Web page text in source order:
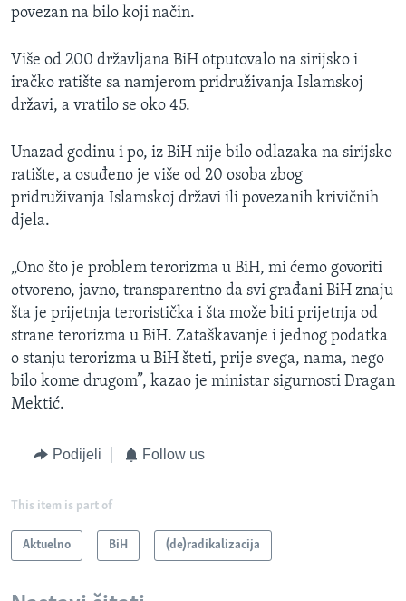
povezan na bilo koji način.
Više od 200 državljana BiH otputovalo na sirijsko i
iračko ratište sa namjerom pridruživanja Islamskoj
državi, a vratilo se oko 45.
Unazad godinu i po, iz BiH nije bilo odlazaka na sirijsko
ratište, a osuđeno je više od 20 osoba zbog
pridruživanja Islamskoj državi ili povezanih krivičnih
djela.
„Ono što je problem terorizma u BiH, mi ćemo govoriti
otvoreno, javno, transparentno da svi građani BiH znaju
šta je prijetnja teroristička i šta može biti prijetnja od
strane terorizma u BiH. Zataškavanje i jednog podatka
o stanju terorizma u BiH šteti, prije svega, nama, nego
bilo kome drugom”, kazao je ministar sigurnosti Dragan
Mektić.
Podijeli Follow us
This item is part of
Aktuelno BiH (de)radikalizacija